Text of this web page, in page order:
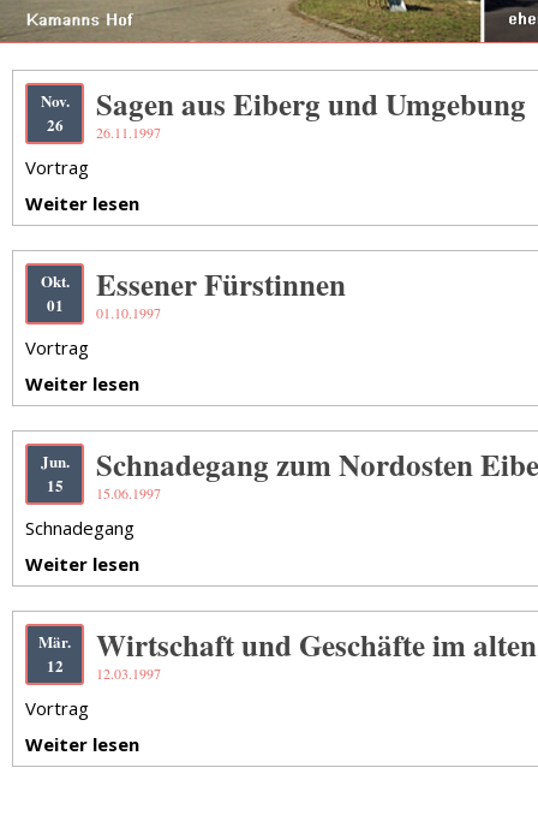
Nov.
26
Sagen aus Eiberg und Umgebung
26.11.1997
Vortrag
Weiter lesen
Okt.
01
Essener Fürstinnen
01.10.1997
Vortrag
Weiter lesen
Jun.
15
Schnadegang zum Nordosten
15.06.1997
Schnadegang
Weiter lesen
Mär.
12
Wirtschaft und Geschäfte im
12.03.1997
Vortrag
Weiter lesen